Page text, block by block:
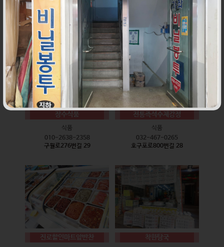
010-9528-3759
구월로276번길 17
032-468-6024
구월로276번길 29
장수식품
식품
010-2638-2358
구월로276번길 29
전통즉석수제강정
식품
032-467-0265
호구포로800번길 28
진로할인마트앞반찬 착한탕국